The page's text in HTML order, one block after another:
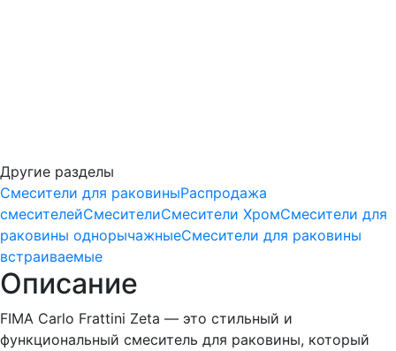
Другие разделы
Смесители для раковиныРаспродажа
смесителейСмесителиСмесители ХромСмесители для
раковины однорычажныеСмесители для раковины
встраиваемые
Описание
FIMA Carlo Frattini Zeta — это стильный и
функциональный смеситель для раковины, который